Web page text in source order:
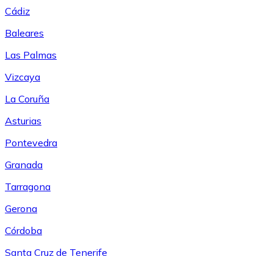
Cádiz
Baleares
Las Palmas
Vizcaya
La Coruña
Asturias
Pontevedra
Granada
Tarragona
Gerona
Córdoba
Santa Cruz de Tenerife